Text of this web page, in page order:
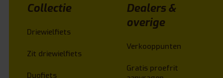
Collectie
Driewielfiets
Zit driewielfiets
Duofiets
Dealers &
overige
Verkooppunten
Gratis proefrit